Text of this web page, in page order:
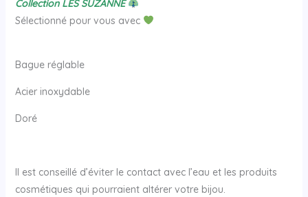
Collection LES SUZANNE
Sélectionné pour vous avec
Bague réglable
Acier inoxydable
Doré
Il est conseillé d’éviter le contact avec l’eau et les produits
cosmétiques qui pourraient altérer votre bijou.